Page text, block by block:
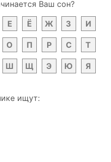
Ваш сон?
Е Ё Ж З И
О П Р С Т
Ш Щ Э Ю Я
ищут: